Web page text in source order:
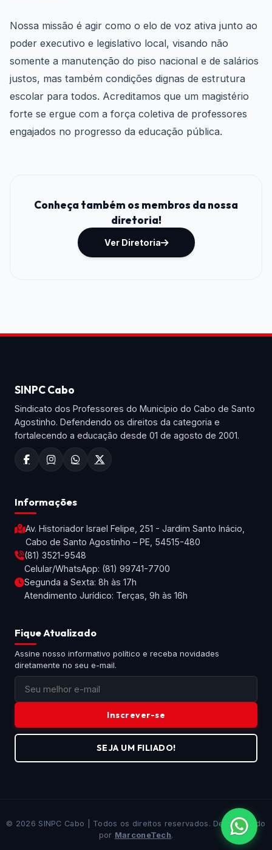
Nossa missão é agir como o elo de voz ativa junto ao
poder executivo e legislativo local, visando não
somente a manutenção do piso nacional e de salários
justos, mas também condições dignas de estrutura
escolar para todos. Acreditamos que um magistério
forte se ergue com a força coletiva de professores
engajados no progresso da educação pública.
Conheça também os membros da nossa
diretoria!
Ver Diretoria
SINPC Cabo
Sindicato dos Professores do Município do Cabo de Santo
Agostinho. Defendendo os direitos da categoria e
fortalecendo a educação desde 01 de agosto de 2001.
Informações
Av. Historiador Israel Felipe, 251 - Jardim Santo Inácio,
Cabo de Santo Agostinho – PE, 54515-480
(81) 3521-9548
Celular/WhatsApp: (81) 99741-7700
Segunda a Sexta: 8h às 17h
Atendimento Jurídico: Terças, 9h às 16h
Fique Atualizado
Assine nosso informativo político e receba novidades
diretamente no seu e-mail.
Inscrever-se
SEJA UM FILIADO!
© 2026 SINPC Cabo | Todos os direitos reservados. Desenvolvido
por MarconeTech.